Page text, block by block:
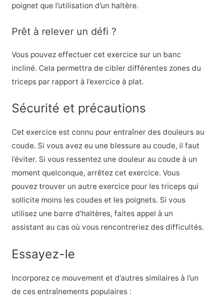
poignet que l’utilisation d’un haltère.
Prêt à relever un défi ?
Vous pouvez effectuer cet exercice sur un banc
incliné. Cela permettra de cibler différentes zones du
triceps par rapport à l’exercice à plat.
Sécurité et précautions
Cet exercice est connu pour entraîner des douleurs au
coude. Si vous avez eu une blessure au coude, il faut
l’éviter. Si vous ressentez une douleur au coude à un
moment quelconque, arrêtez cet exercice. Vous
pouvez trouver un autre exercice pour les triceps qui
sollicite moins les coudes et les poignets. Si vous
utilisez une barre d’haltères, faites appel à un
assistant au cas où vous rencontreriez des difficultés.
Essayez-le
Incorporez ce mouvement et d’autres similaires à l’un
de ces entraînements populaires :